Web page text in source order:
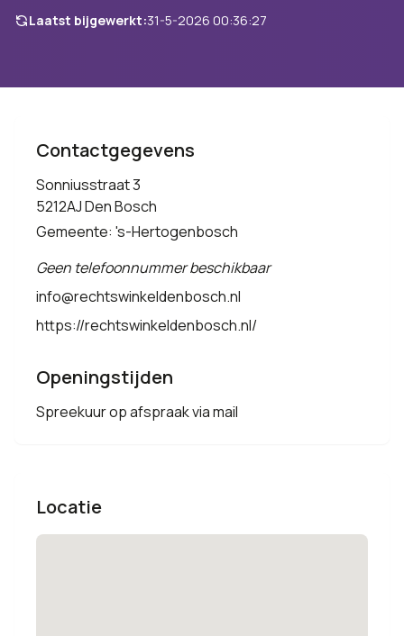
Laatst bijgewerkt:31-5-2026 00:36:27
Contactgegevens
Sonniusstraat 3
5212AJ Den Bosch
Gemeente: 's-Hertogenbosch
Geen telefoonnummer beschikbaar
info@rechtswinkeldenbosch.nl
https://rechtswinkeldenbosch.nl/
Openingstijden
Spreekuur op afspraak via mail
Locatie